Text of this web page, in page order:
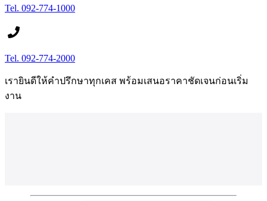
Tel. 092-774-1000
Tel. 092-774-2000
เรายินดีให้คำปรึกษาทุกเคส พร้อมเสนอราคาชัดเจนก่อนเริ่ม
งาน